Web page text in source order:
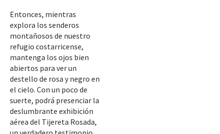
Entonces, mientras
explora los senderos
montañosos de nuestro
refugio costarricense,
mantenga los ojos bien
abiertos para ver un
destello de rosa y negro en
el cielo. Con un poco de
suerte, podrá presenciar la
deslumbrante exhibición
aérea del Tijereta Rosada,